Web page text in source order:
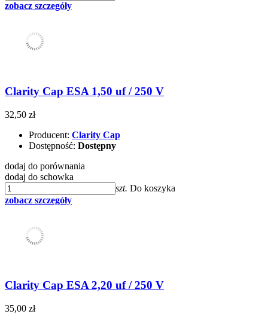
zobacz szczegóły
Clarity Cap ESA 1,50 uf / 250 V
32,50 zł
Producent: Clarity Cap
Dostępność: Dostępny
dodaj do porównania
dodaj do schowka
szt. Do koszyka
zobacz szczegóły
Clarity Cap ESA 2,20 uf / 250 V
35,00 zł